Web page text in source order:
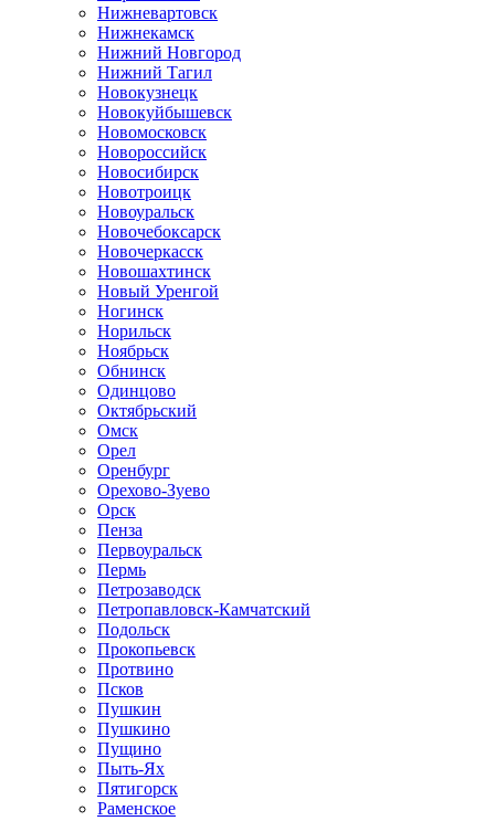
Нижневартовск
Нижнекамск
Нижний Новгород
Нижний Тагил
Новокузнецк
Новокуйбышевск
Новомосковск
Новороссийск
Новосибирск
Новотроицк
Новоуральск
Новочебоксарск
Новочеркасск
Новошахтинск
Новый Уренгой
Ногинск
Норильск
Ноябрьск
Обнинск
Одинцово
Октябрьский
Омск
Орел
Оренбург
Орехово-Зуево
Орск
Пенза
Первоуральск
Пермь
Петрозаводск
Петропавловск-Камчатский
Подольск
Прокопьевск
Протвино
Псков
Пушкин
Пушкино
Пущино
Пыть-Ях
Пятигорск
Раменское